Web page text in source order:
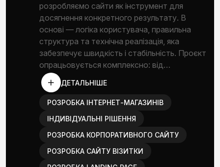
розробляємо сайти як інструмент для
досягнення конкретного результату. В
основі — логіка користувача, правильна
структура та технічна реалізація, яка
забезпечує швидкість і стабільність. Проєкт
опрацьовується комплексно: від…
ДЕТАЛЬНІШЕ
РОЗРОБКА ІНТЕРНЕТ-МАГАЗИНІВ
ІНДИВІДУАЛЬНІ РІШЕННЯ
РОЗРОБКА КОРПОРАТИВНОГО САЙТУ
РОЗРОБКА САЙТУ ВІЗИТКИ